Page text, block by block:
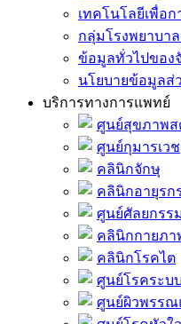
เทคโนโลยีเพื่อ
กลุ่มโรงพยาบา
ข้อมูลทั่วไปของ
นโยบายข้อมูลส่
บริการทางการแพทย์
ศูนย์สุขภาพส
ศูนย์กุมารเวช
คลินิกจักษุ
คลินิกอายุรก
ศูนย์ศัลยกรรม
คลินิกกายภา
คลินิกโรคไต
ศูนย์โรคระบ
ศูนย์ผิวพรรณ